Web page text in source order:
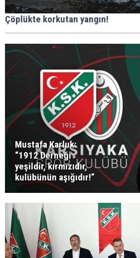
Çöplükte korkutan yangın!
Mustafa Karluk:
“1912 Derneği
yeşildir, kırmızıdır,
kulübünün aşığıdır!”